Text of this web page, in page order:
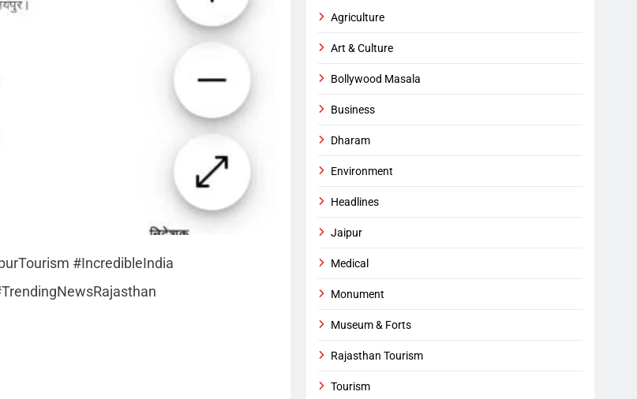
#IncredibleIndia
Agriculture
Art & Culture
Bollywood Masala
Business
Dharam
Environment
Headlines
Jaipur
Medical
Monument
Museum & Forts
Rajasthan Tourism
Tourism